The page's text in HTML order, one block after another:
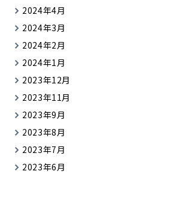
2024年4月
2024年3月
2024年2月
2024年1月
2023年12月
2023年11月
2023年9月
2023年8月
2023年7月
2023年6月